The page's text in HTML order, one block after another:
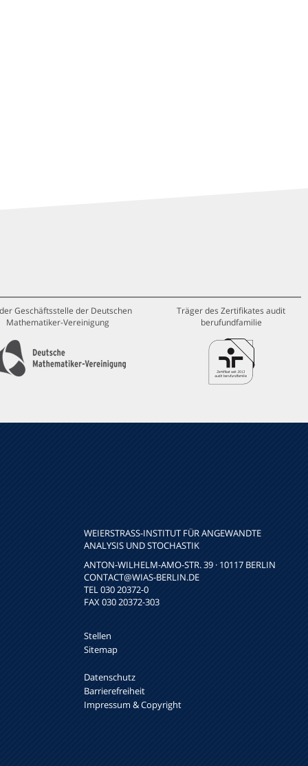
Geschäftsstelle der Deutschen
Mathematiker-Vereinigung
Träger des Zertifikates audit
berufundfamilie
WEIERSTRASS-INSTITUT FÜR ANGEWANDTE A
NALYSIS UND STOCHASTIK
ANTON-WILHELM-AMO-STR. 39 · 10117 BERLIN
CONTACT@WIAS-BERLIN.DE
TEL 030 20372-0
FAX 030 20372-303
Stellen
Sitemap
Datenschutz
Barrierefreiheit
Impressum & Copyright